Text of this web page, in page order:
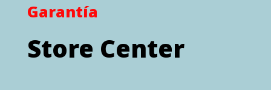
Garantía
Store Center